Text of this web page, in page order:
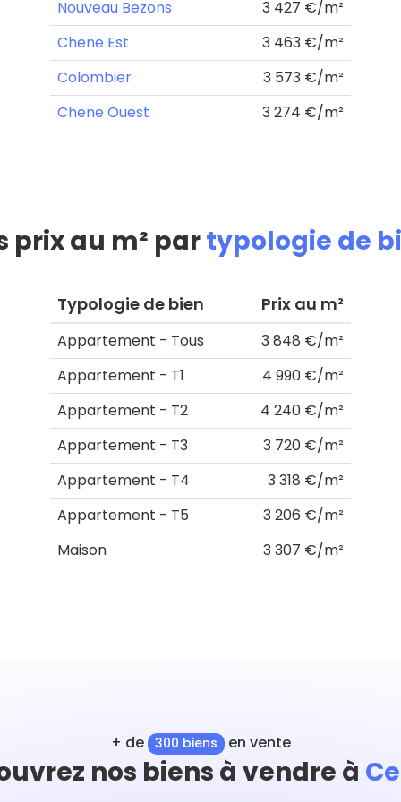
Nouveau Bezons
3 427 €/m²
Chene Est
3 463 €/m²
Colombier
3 573 €/m²
Chene Ouest
3 274 €/m²
prix au m² partypologie de
Typologie de bien Prix au m²
Appartement - Tous
3 848 €/m²
Appartement - T1
4 990 €/m²
Appartement - T2
4 240 €/m²
Appartement - T3
3 720 €/m²
Appartement - T4
3 318 €/m²
Appartement - T5
3 206 €/m²
Maison
3 307 €/m²
+ de 300 biens en vente
nos biens à vendre à